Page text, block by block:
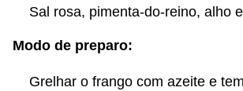
Sal rosa, pimenta-do-reino, alho
Modo de preparo:
Grelhar o frango com azeite e